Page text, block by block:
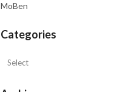
MoBen
Categories